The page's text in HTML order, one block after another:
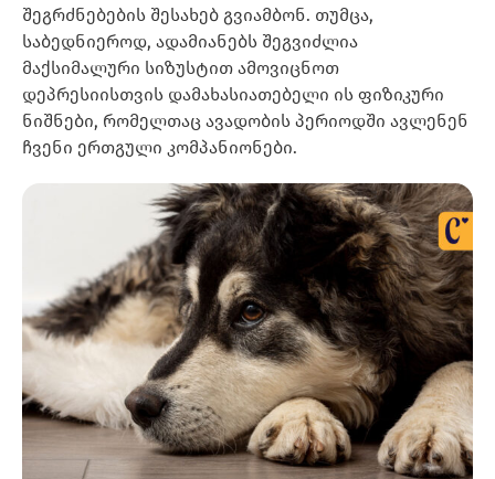
შეგრძნებების შესახებ გვიამბონ. თუმცა,
საბედნიეროდ, ადამიანებს შეგვიძლია
მაქსიმალური სიზუსტით ამოვიცნოთ
დეპრესიისთვის დამახასიათებელი ის ფიზიკური
ნიშნები, რომელთაც ავადობის პერიოდში ავლენენ
ჩვენი ერთგული კომპანიონები.